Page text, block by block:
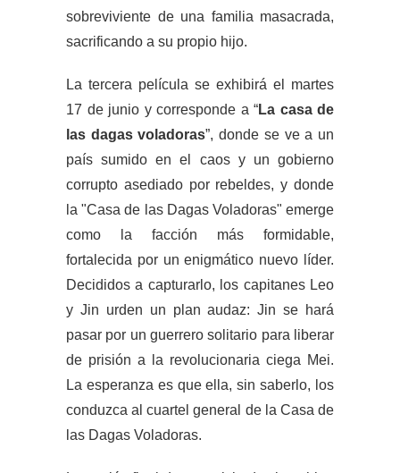
sobreviviente de una familia masacrada,
sacrificando a su propio hijo.
La tercera película se exhibirá el martes
17 de junio y corresponde a “La casa de
las dagas voladoras”, donde se ve a un
país sumido en el caos y un gobierno
corrupto asediado por rebeldes, y donde
la "Casa de las Dagas Voladoras" emerge
como la facción más formidable,
fortalecida por un enigmático nuevo líder.
Decididos a capturarlo, los capitanes Leo
y Jin urden un plan audaz: Jin se hará
pasar por un guerrero solitario para liberar
de prisión a la revolucionaria ciega Mei.
La esperanza es que ella, sin saberlo, los
conduzca al cuartel general de la Casa de
las Dagas Voladoras.